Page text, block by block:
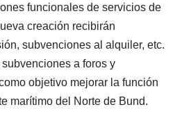
funcionales de servicios de
creación recibirán
subvenciones al alquiler, etc.
a foros y
objetivo mejorar la función
marítimo del Norte de Bund.